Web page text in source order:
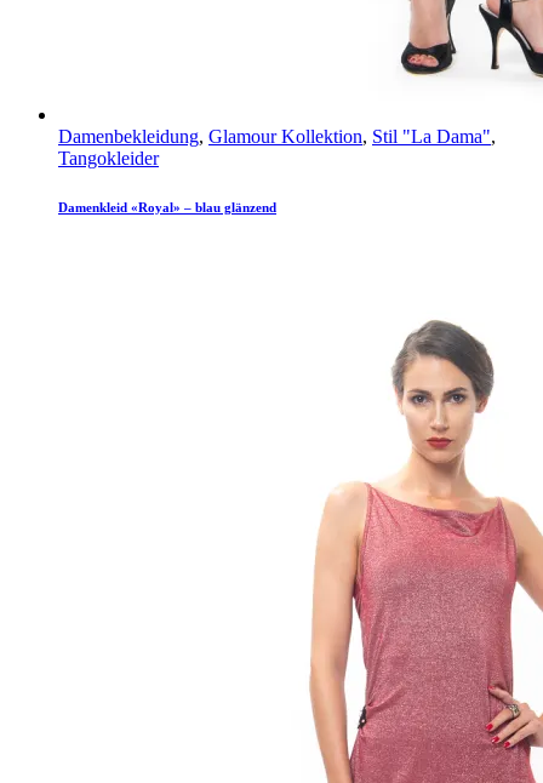
Damenbekleidung, Glamour Kollektion, Stil "La Dama",
Tangokleider
Damenkleid «Royal» – blau glänzend